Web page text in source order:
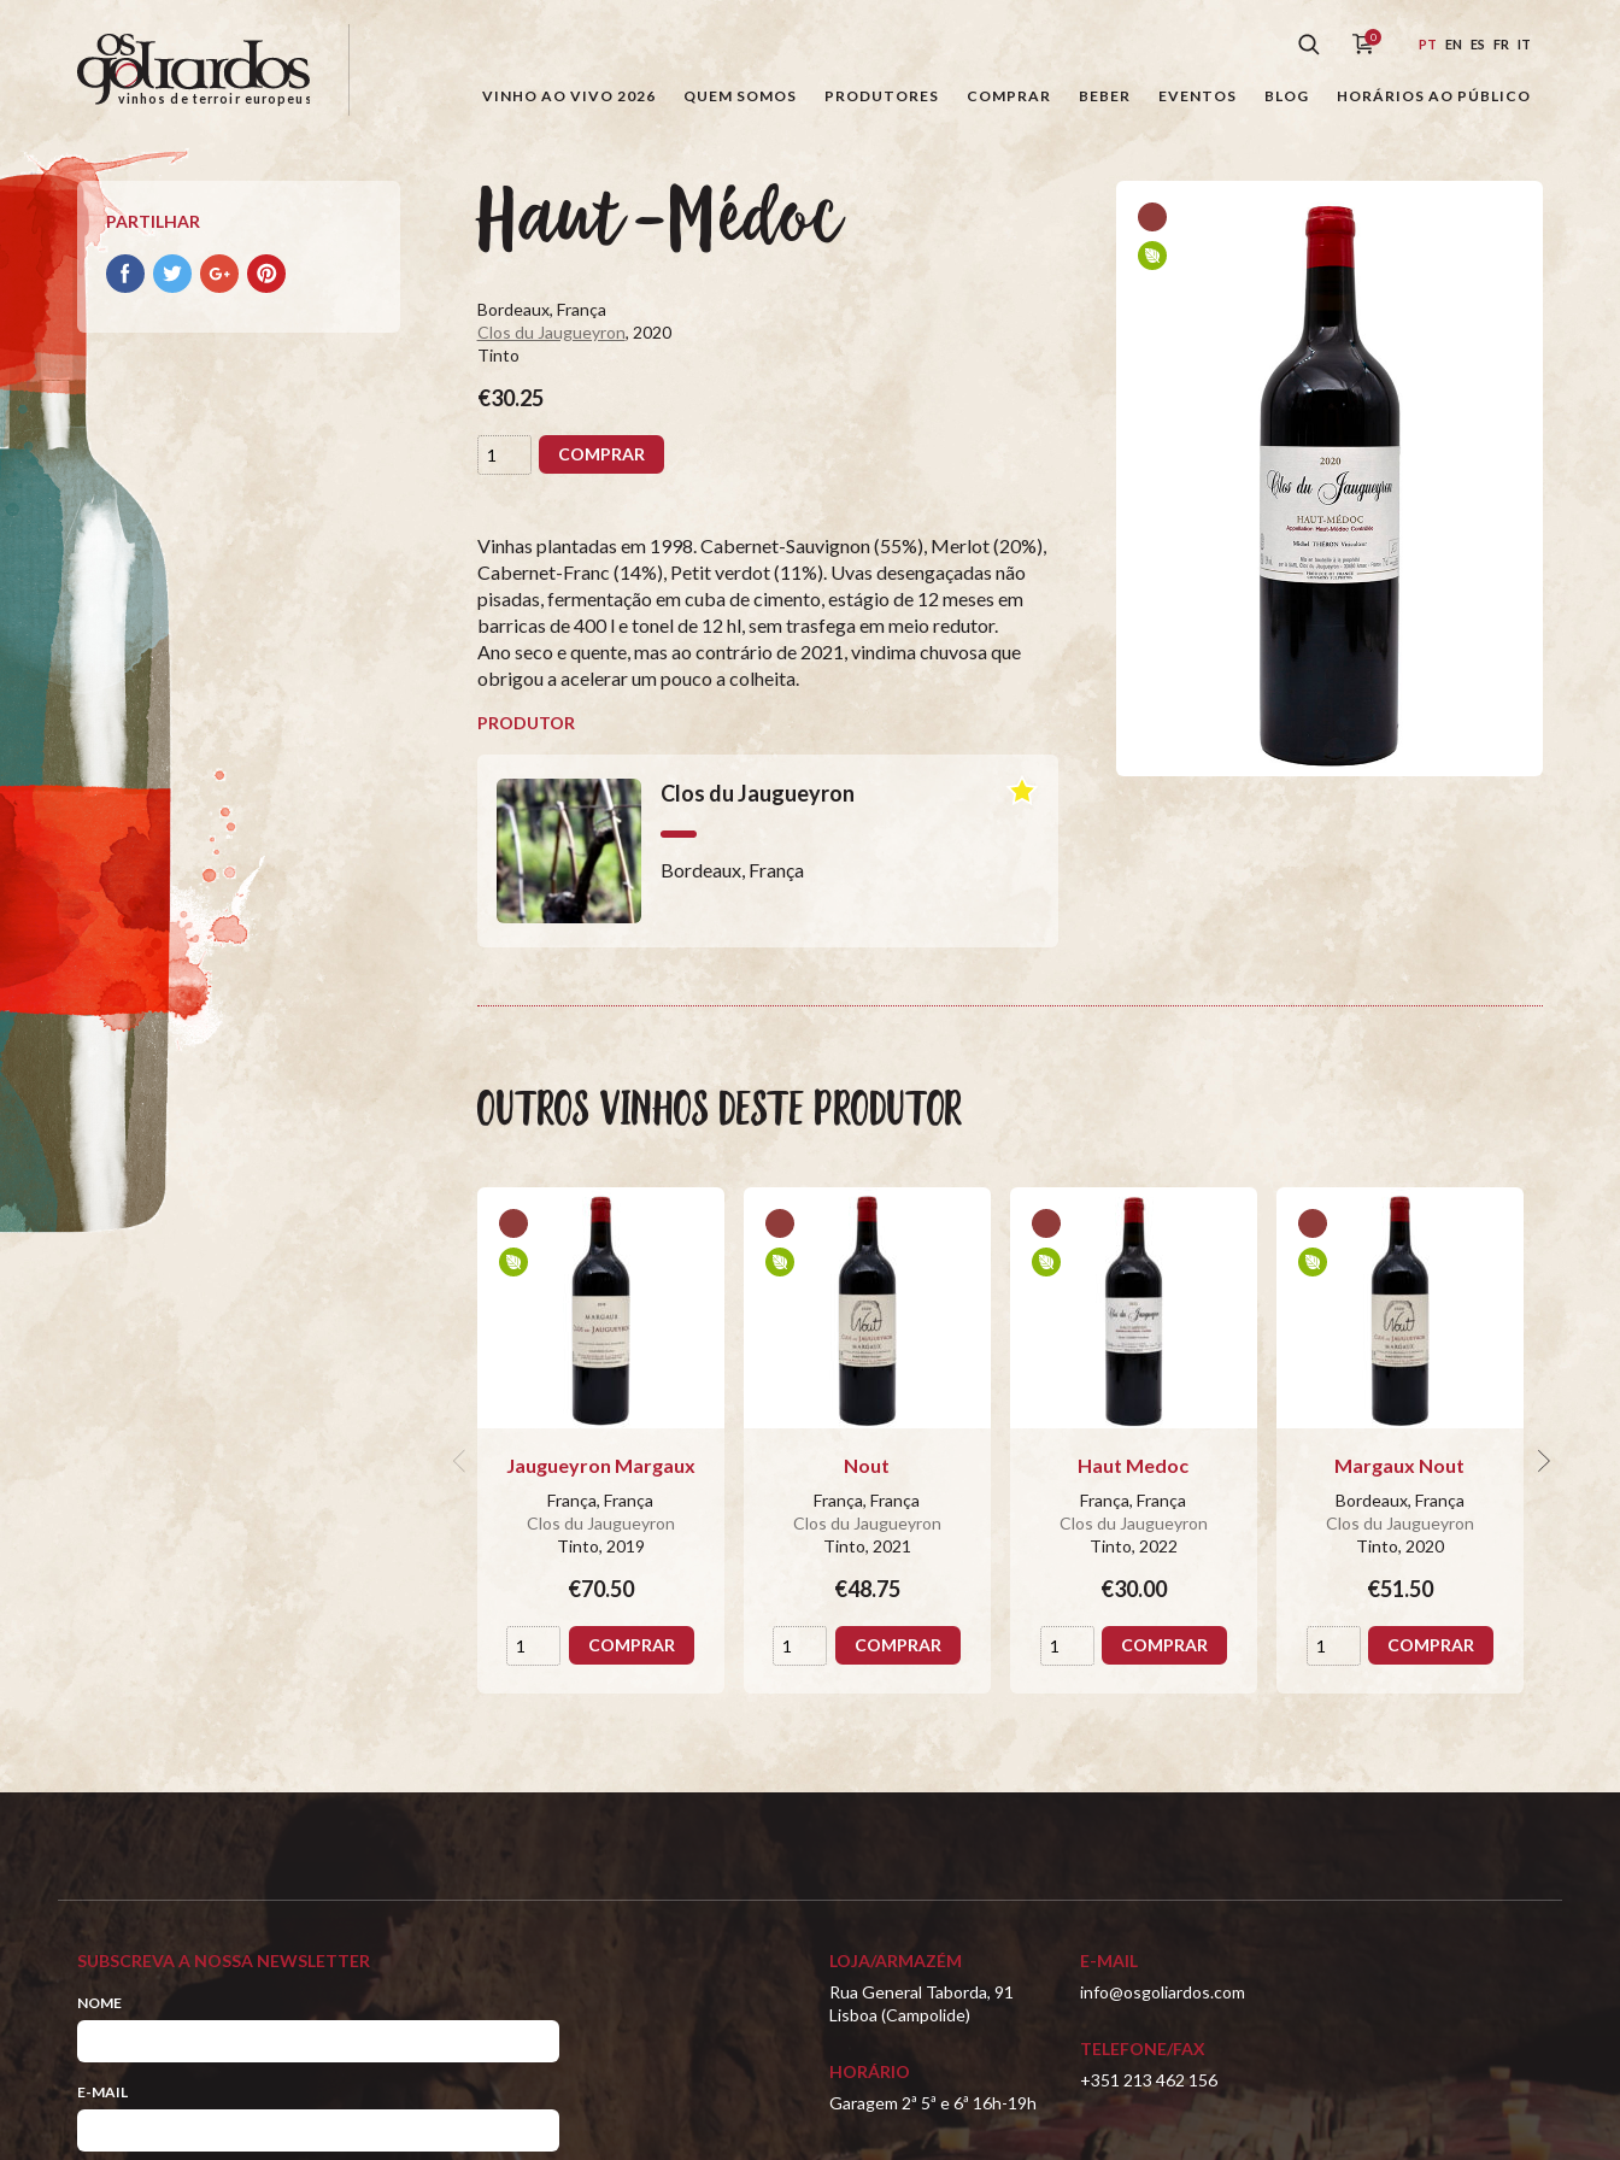
Os
Goliardos
Vinhos
de
Terroir
Europeus
vinhos de terroir europeus
0 PT EN ES FR IT
VINHO AO VIVO 2026 QUEM SOMOS PRODUTORES COMPRAR BEBER EVENTOS BLOG HORÁRIOS AO PÚBLICO
PARTILHAR
Partilhar
no
Partilhar
no
Partilhar
no
Partilhar
no
Haut-Médoc
Bordeaux, França
Clos du Jaugueyron, 2020
Tinto
€30.25
COMPRAR
Vinhas plantadas em 1998. Cabernet-Sauvignon (55%), Merlot (20%),
Cabernet-Franc (14%), Petit verdot (11%). Uvas desengaçadas não
pisadas, fermentação em cuba de cimento, estágio de 12 meses em
barricas de 400 l e tonel de 12 hl, sem trasfega em meio redutor.
Ano seco e quente, mas ao contrário de 2021, vindima chuvosa que
obrigou a acelerar um pouco a colheita.
PRODUTOR
Clos du Jaugueyron
Bordeaux, França
OUTROS VINHOS DESTE PRODUTOR
Jaugueyron Margaux
França, França
Clos du Jaugueyron
Tinto, 2019
€70.50
COMPRAR
Nout
França, França
Clos du Jaugueyron
Tinto, 2021
€48.75
COMPRAR
Haut Medoc
França, França
Clos du Jaugueyron
Tinto, 2022
€30.00
COMPRAR
Margaux Nout
Bordeaux, França
Clos du Jaugueyron
Tinto, 2020
€51.50
COMPRAR
SUBSCREVA A NOSSA NEWSLETTER
NOME
E-MAIL
LOJA/ARMAZÉM
Rua General Taborda, 91
Lisboa (Campolide)
HORÁRIO
Garagem 2ª 5ª e 6ª 16h-19h
E-MAIL
info@osgoliardos.com
TELEFONE/FAX
+351 213 462 156